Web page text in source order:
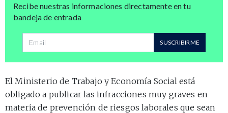
Recibe nuestras informaciones directamente en tu
bandeja de entrada
Dirección de correo SUSCRIBIRME
El Ministerio de Trabajo y Economía Social está
obligado a publicar las infracciones muy graves en
materia de prevención de riesgos laborales que sean